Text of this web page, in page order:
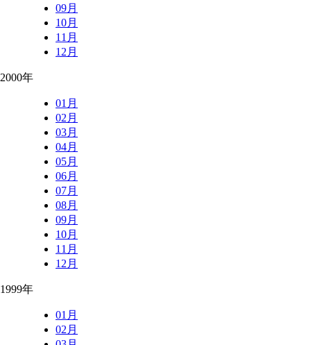
09月
10月
11月
12月
2000年
01月
02月
03月
04月
05月
06月
07月
08月
09月
10月
11月
12月
1999年
01月
02月